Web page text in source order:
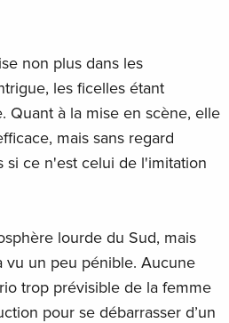
non plus dans les
les ficelles étant
Quant à la mise en scène, elle
mais sans regard
si ce n'est celui de l'imitation
lourde du Sud, mais
vu un peu pénible. Aucune
trop prévisible de la femme
pour se débarrasser d’un